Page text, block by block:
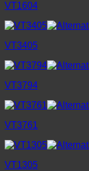
VT1604
VT3405
VT3794
VT3761
VT1305